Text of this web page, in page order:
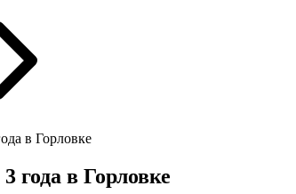
в Горловке
года в Горловке